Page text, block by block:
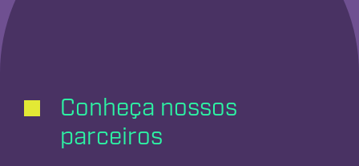
Conheça nossos
parceiros